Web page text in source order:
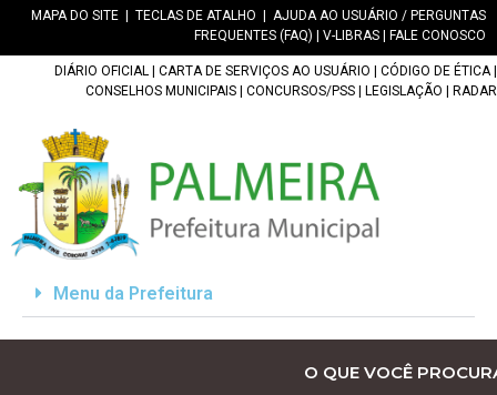
MAPA DO SITE TECLAS DE ATALHO
AJUDA AO USUÁRIO / PERGUNTAS
FREQUENTES (FAQ)
V-LIBRAS FALE CONOSCO
DIÁRIO OFICIAL CARTA DE SERVIÇOS AO USUÁRIO CÓDIGO DE ÉTICA|
CONSELHOS MUNICIPAIS
CONCURSOS/PSS LEGISLAÇÃO RADAR
Menu da Prefeitura
O QUE VOCÊ